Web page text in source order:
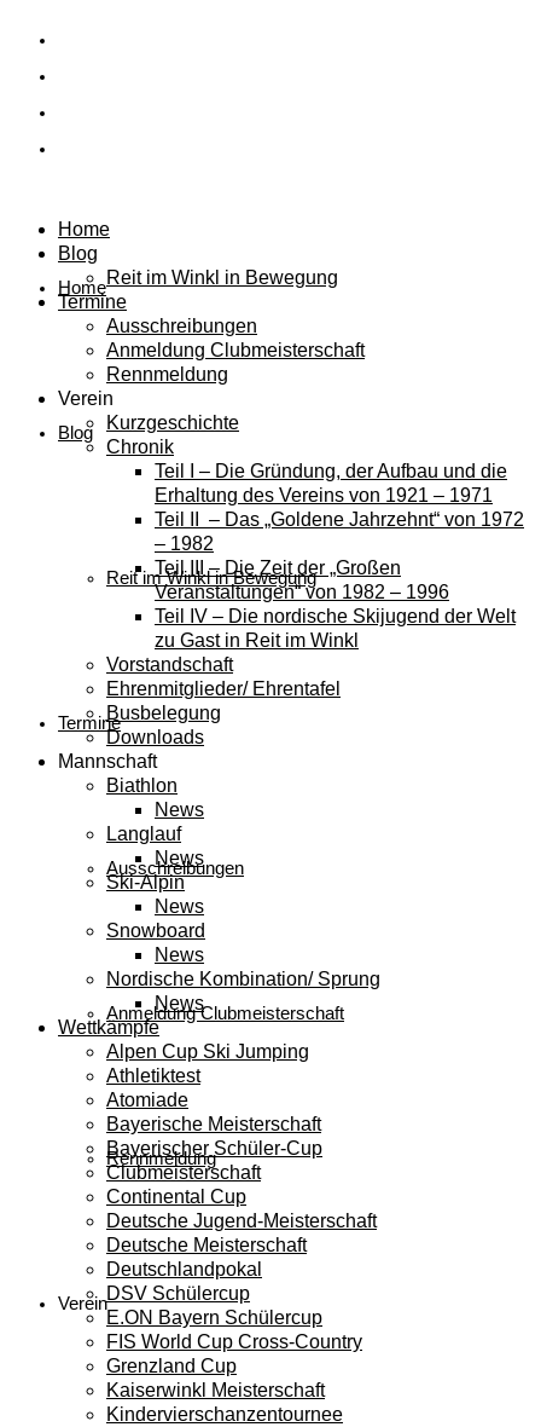
Home
Blog
Reit im Winkl in Bewegung
Termine
Ausschreibungen
Anmeldung Clubmeisterschaft
Rennmeldung
Verein
Home
Blog
Reit im Winkl in Bewegung
Termine
Ausschreibungen
Anmeldung Clubmeisterschaft
Rennmeldung
Verein
Kurzgeschichte
Chronik
Teil I – Die Gründung, der Aufbau und die
Erhaltung des Vereins von 1921 – 1971
Teil II – Das „Goldene Jahrzehnt“ von 1972
– 1982
Teil III – Die Zeit der „Großen
Veranstaltungen“ von 1982 – 1996
Teil IV – Die nordische Skijugend der Welt
zu Gast in Reit im Winkl
Vorstandschaft
Ehrenmitglieder/ Ehrentafel
Busbelegung
Downloads
Mannschaft
Biathlon
News
Langlauf
News
Ski-Alpin
News
Snowboard
News
Nordische Kombination/ Sprung
News
Wettkämpfe
Alpen Cup Ski Jumping
Athletiktest
Atomiade
Bayerische Meisterschaft
Bayerischer Schüler-Cup
Clubmeisterschaft
Continental Cup
Deutsche Jugend-Meisterschaft
Deutsche Meisterschaft
Deutschlandpokal
DSV Schülercup
E.ON Bayern Schülercup
FIS World Cup Cross-Country
Grenzland Cup
Kaiserwinkl Meisterschaft
Kindervierschanzentournee